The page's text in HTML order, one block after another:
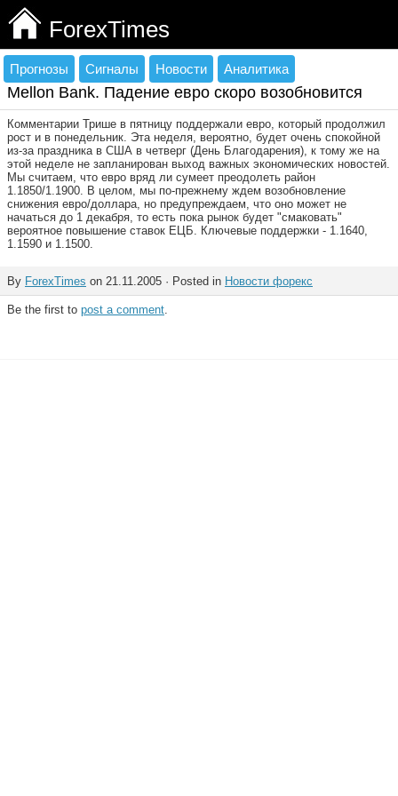
ForexTimes
Прогнозы Сигналы Новости Аналитика
Mellon Bank. Падение евро скоро возобновится
Комментарии Трише в пятницу поддержали евро, который продолжил
рост и в понедельник. Эта неделя, вероятно, будет очень спокойной
из-за праздника в США в четверг (День Благодарения), к тому же на
этой неделе не запланирован выход важных экономических новостей.
Мы считаем, что евро вряд ли сумеет преодолеть район
1.1850/1.1900. В целом, мы по-прежнему ждем возобновление
снижения евро/доллара, но предупреждаем, что оно может не
начаться до 1 декабря, то есть пока рынок будет "смаковать"
вероятное повышение ставок ЕЦБ. Ключевые поддержки - 1.1640,
1.1590 и 1.1500.
By ForexTimes on 21.11.2005 · Posted in Новости форекс
Be the first to post a comment.